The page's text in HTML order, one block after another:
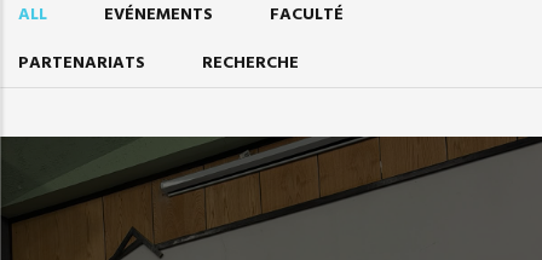
ALL EVÉNEMENTS
FACULTÉ
PARTENARIATS
RECHERCHE